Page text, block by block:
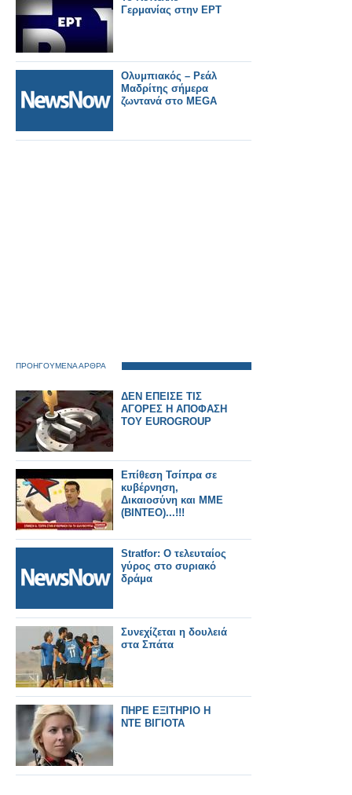
Γερμανίας στην ΕΡΤ
Ολυμπιακός – Ρεάλ
Μαδρίτης σήμερα
ζωντανά στο MEGA
ΠΡΟΗΓΟΥΜΕΝΑ ΑΡΘΡΑ
ΔΕΝ ΕΠΕΙΣΕ ΤΙΣ
ΑΓΟΡΕΣ Η ΑΠΟΦΑΣΗ
ΤΟΥ EUROGROUP
Επίθεση Τσίπρα σε
κυβέρνηση,
Δικαιοσύνη και ΜΜΕ
(ΒΙΝΤΕΟ)...!!!
Stratfor: Ο τελευταίος
γύρος στο συριακό
δράμα
Συνεχίζεται η δουλειά
στα Σπάτα
ΠΗΡΕ ΕΞΙΤΗΡΙΟ Η
ΝΤΕ ΒΙΓΙΟΤΑ